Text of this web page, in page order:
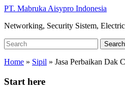
Skip
main
PT. Mabruka Aisypro Indonesia
Networking, Security Sistem,
Search
for:
Search
Home » Sipil » Jasa Perbaikan Dak
Start here